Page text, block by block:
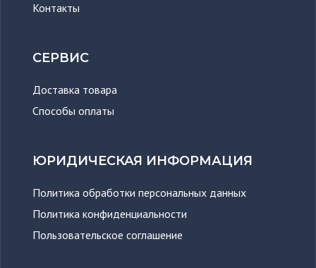
Контакты
СЕРВИС
Доставка товара
Способы оплаты
ЮРИДИЧЕСКАЯ ИНФОРМАЦИЯ
Политика обработки персональных данных
Политика конфиденциальности
Пользовательское соглашение